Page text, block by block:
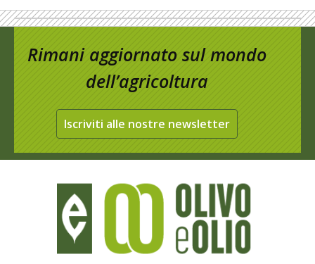
Rimani aggiornato sul mondo
dell’agricoltura
Iscriviti alle nostre newsletter